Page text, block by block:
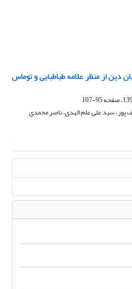
دین از منظر علامه طباطبایی و توماس
95-107
سید علی علم الهدی، ناصر محمدی